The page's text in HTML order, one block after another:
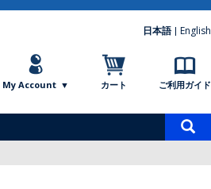
日本語 English
My Account カート ご利用ガイド